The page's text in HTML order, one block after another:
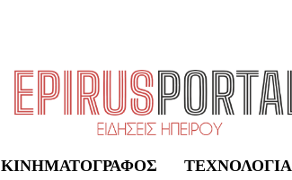
ΚΙΝΗΜΑΤΟΓΡΆΦΟΣ ΤΕΧΝΟΛΟΓΊΑ